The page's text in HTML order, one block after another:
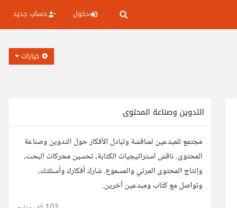
دخول حساب جديد
خيارات
التدوين وصناعة المحتوى
مجتمع للمبدعين لمناقشة وتبادل الأفكار حول التدوين وصناعة
المحتوى. ناقش استراتيجيات الكتابة، تحسين محركات البحث،
وإنتاج المحتوى المرئي والمسموع. شارك أفكارك وأسئلتك،
وتواصل مع كتّاب ومبدعين آخرين.